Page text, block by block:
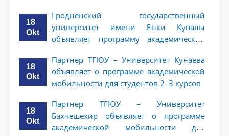
18
Okt
Гродненский государственный
университет имени Янки Купалы
объявляет программу академической
ТГЮУ
18
Okt
Партнер ТГЮУ – Университет Кунаева
объявляет о программе академической
мобильности для студентов 2–3 курсов
18
Okt
Партнер ТГЮУ – Университет
Бахчешехир объявляет о программе
академической мобильности для